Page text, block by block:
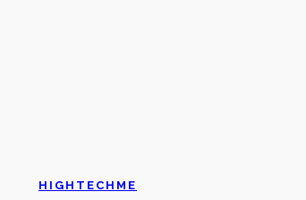
HIGHTECHME